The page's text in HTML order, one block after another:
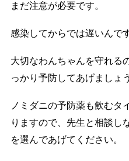
まだ注意が必要です。
感染してからでは遅いんで
大切なわんちゃんを守れる
っかり予防してあげましょう
ノミダニの予防薬も飲むタ
りますので、先生と相談し
を選んであげてください。